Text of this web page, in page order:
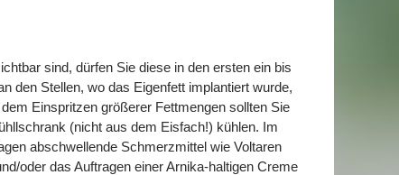
sind, dürfen Sie diese in den ersten ein bis
den Stellen, wo das Eigenfett implantiert wurde,
Einspritzen größerer Fettmengen sollten Sie
(nicht aus dem Eisfach!) kühlen. Im
abschwellende Schmerzmittel wie Voltaren
oder das Auftragen einer Arnika-haltigen Creme